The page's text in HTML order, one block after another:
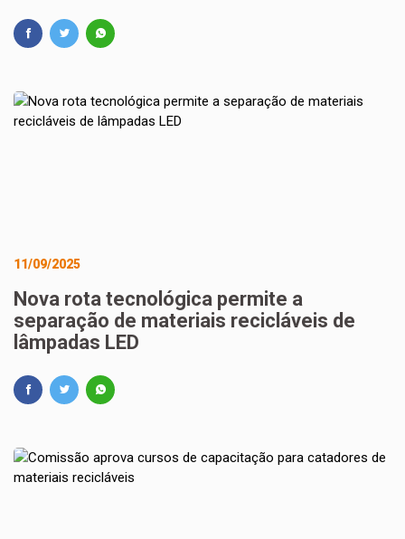
11/09/2025
Nova rota tecnológica permite a
separação de materiais recicláveis de
lâmpadas LED